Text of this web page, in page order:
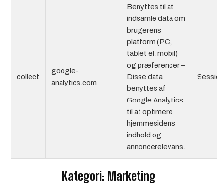
collect
google-
analytics.com
Benyttes til at
indsamle data om
brugerens
platform (PC,
tablet el. mobil)
og præferencer –
Disse data
benyttes af
Google Analytics
til at optimere
hjemmesidens
indhold og
annoncerelevans.
Kategori: Marketing